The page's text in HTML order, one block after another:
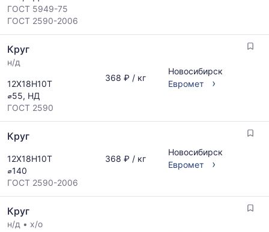
ГОСТ 5949-75
ГОСТ 2590-2006
Круг
н/д
12Х18Н10Т
⌀55, НД
ГОСТ 2590
368 ₽ / кг
Новосибирск
Евромет
›
Круг
12Х18Н10Т
⌀140
ГОСТ 2590-2006
368 ₽ / кг
Новосибирск
Евромет
›
Круг
н/д • х/о